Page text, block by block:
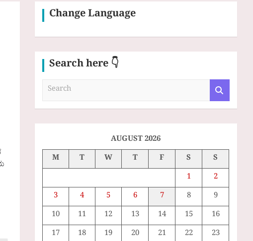
Change Language
Search here 👇
a
AUGUST 2026
M
T W T F S
S
1
2
3
4 5 6 7 8
9
10
11 12 13 14 15
16
17
18 19 20 21 22
23